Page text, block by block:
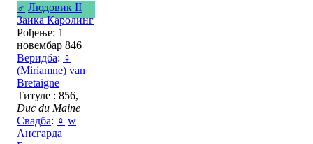
♂ Людовик II
Заика Каролинг
Рођење: 1
новембар 846
Веридба: ♀
(Miriamne) van
Bretaigne
Титуле : 856,
Duc du Maine
Свадба: ♀ w
Ансгарда